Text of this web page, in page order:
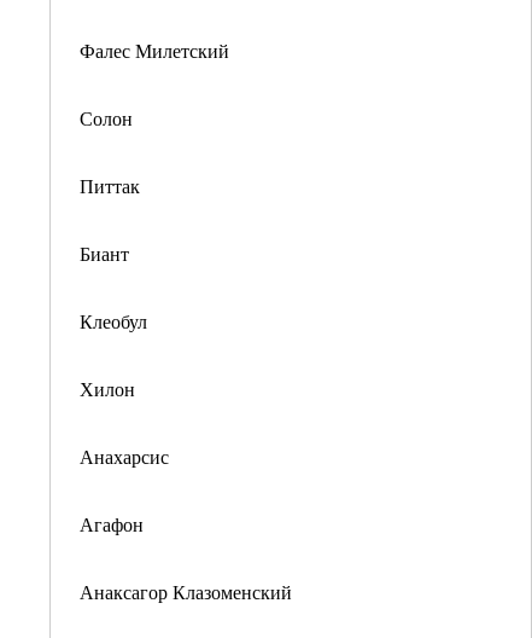
Фалес Милетский
Солон
Питтак
Биант
Клеобул
Хилон
Анахарсис
Агафон
Анаксагор Клазоменский